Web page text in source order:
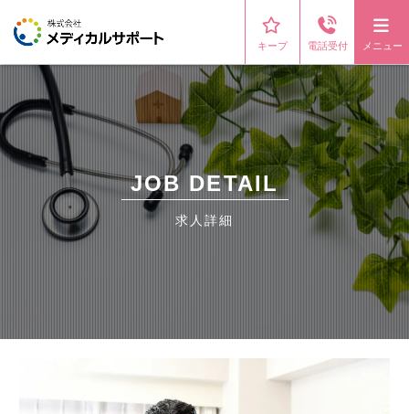
キープ 電話受付 メニュー
JOB DETAIL
求人詳細